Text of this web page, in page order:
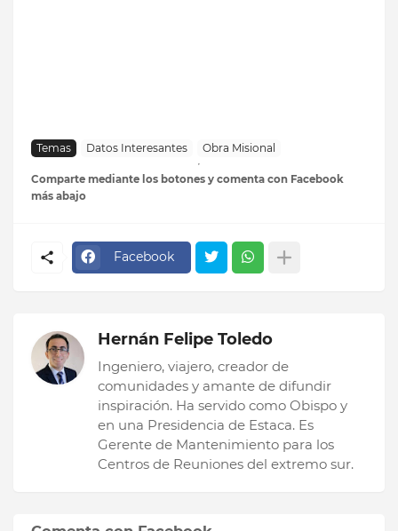
Temas Datos Interesantes Obra Misional
Comparte mediante los botones y comenta con Facebook
más abajo
Facebook
Hernán Felipe Toledo
Ingeniero, viajero, creador de
comunidades y amante de difundir
inspiración. Ha servido como Obispo y
en una Presidencia de Estaca. Es
Gerente de Mantenimiento para los
Centros de Reuniones del extremo sur.